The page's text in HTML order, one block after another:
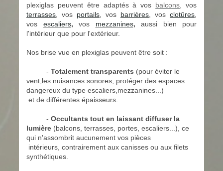
plexiglas peuvent être adaptés à vos balcons
vos
terrasses , vos portails , vos barrières vos clotûres
vos
escaliers, vos mezzanines,
aussi bien pour
l'intérieur que pour l'extérieur.
Nos brise vue en plexiglas peuvent être soit :
- Totalement transparents (pour éviter le
vent,les nuisances sonores, protéger des espaces
dangereux du type escaliers, mezzanines...)
et de différentes épaisseurs.
- Occultants tout en laissant diffuser la
lumière (balcons, terrasses, portes, escaliers...), ce
qui n'assombrit aucunement vos pièces
intérieurs, contrairement aux canisses ou aux filets
synthétiques.